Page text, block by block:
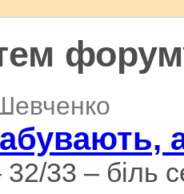
33 – біль